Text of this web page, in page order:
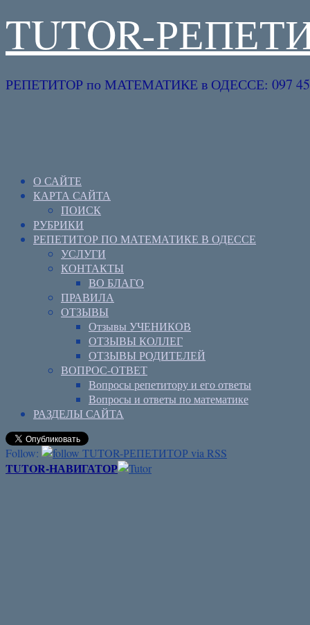
TUTOR-
РЕПЕТИТОР по МАТЕМАТИКЕ в ОДЕССЕ: 097 45
О САЙТЕ
КАРТА САЙТА
ПОИСК
РУБРИКИ
РЕПЕТИТОР ПО МАТЕМАТИКЕ В ОДЕССЕ
УСЛУГИ
КОНТАКТЫ
ВО БЛАГО
ПРАВИЛА
ОТЗЫВЫ
Отзывы УЧЕНИКОВ
ОТЗЫВЫ КОЛЛЕГ
ОТЗЫВЫ РОДИТЕЛЕЙ
ВОПРОС-ОТВЕТ
Вопросы репетитору и его ответы
Вопросы и ответы по математике
РАЗДЕЛЫ САЙТА
Follow:
TUTOR-НАВИГАТОР